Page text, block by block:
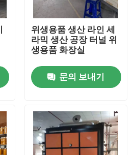
위생용품 생산 라인 세
라믹 생산 공장 터널 위
생용품 화장실
문의 보내기